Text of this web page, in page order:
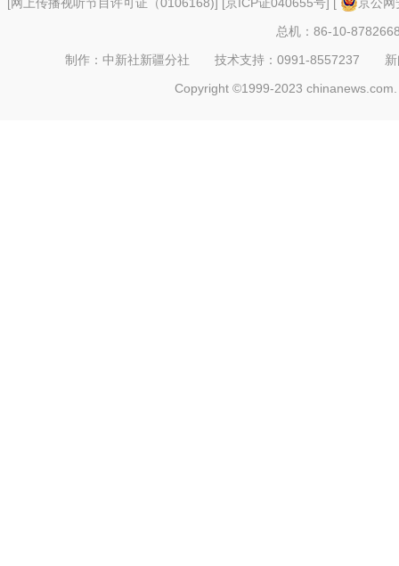
总机：86-10-
制作：中新社新疆分社 技术支持：0991-8557237
Copyright ©1999-2023